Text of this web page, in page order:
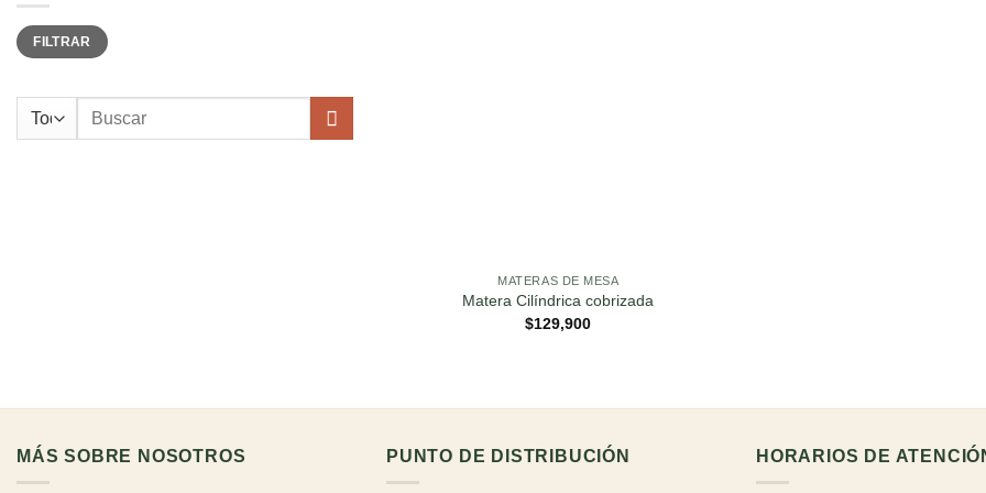
Precio
mínimo
Precio
máximo
FILTRAR
Buscar
MATERAS DE MESA
Matera Cilíndrica cobrizada
$129,900
MÁS SOBRE NOSOTROS PUNTO DE DISTRIBUCIÓN HORARIOS DE